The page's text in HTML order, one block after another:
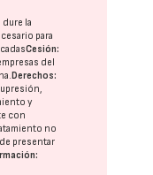
la
para
Cesión:
del
Derechos:
y
con
no
presentar